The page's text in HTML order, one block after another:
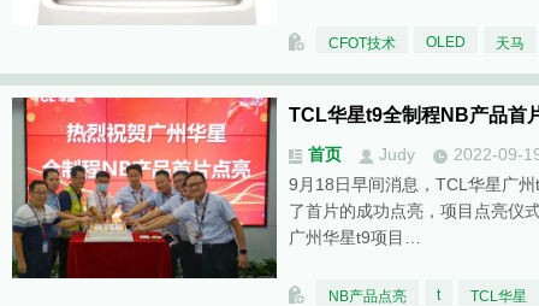
CFOT技术 OLED 天马
TCL华星t9全制程NB产品首
首页 Judy
2022-09-
9月18日早间消息，TCL华星广
了首片的成功点亮，项目点亮仪
广州华星t9项目…
NB产品点亮 t TCL华星